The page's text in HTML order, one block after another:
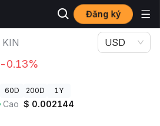
Đăng ký
KIN
-0.13%
USD
60D 200D 1Y
Cao $ 0.002144